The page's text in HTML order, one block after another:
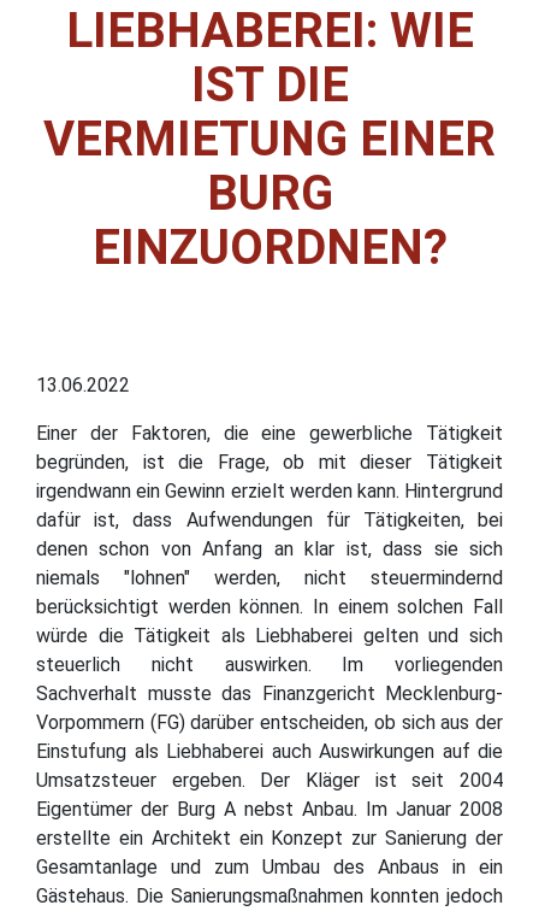
LIEBHABEREI: WIE
IST DIE
VERMIETUNG EINER
BURG
EINZUORDNEN?
13.06.2022
Einer der Faktoren, die eine gewerbliche Tätigkeit
begründen, ist die Frage, ob mit dieser Tätigkeit
irgendwann ein Gewinn erzielt werden kann. Hintergrund
dafür ist, dass Aufwendungen für Tätigkeiten, bei
denen schon von Anfang an klar ist, dass sie sich
niemals "lohnen" werden, nicht steuermindernd
berücksichtigt werden können. In einem solchen Fall
würde die Tätigkeit als Liebhaberei gelten und sich
steuerlich nicht auswirken. Im vorliegenden
Sachverhalt musste das Finanzgericht Mecklenburg-
Vorpommern (FG) darüber entscheiden, ob sich aus der
Einstufung als Liebhaberei auch Auswirkungen auf die
Umsatzsteuer ergeben. Der Kläger ist seit 2004
Eigentümer der Burg A nebst Anbau. Im Januar 2008
erstellte ein Architekt ein Konzept zur Sanierung der
Gesamtanlage und zum Umbau des Anbaus in ein
Gästehaus. Die Sanierungsmaßnahmen konnten jedoch